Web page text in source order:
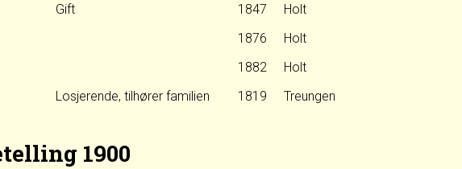
Gift 1847
Holt
1876
Holt
1882
Holt
Losjerende, tilhører familien 1819 Treungen
1900